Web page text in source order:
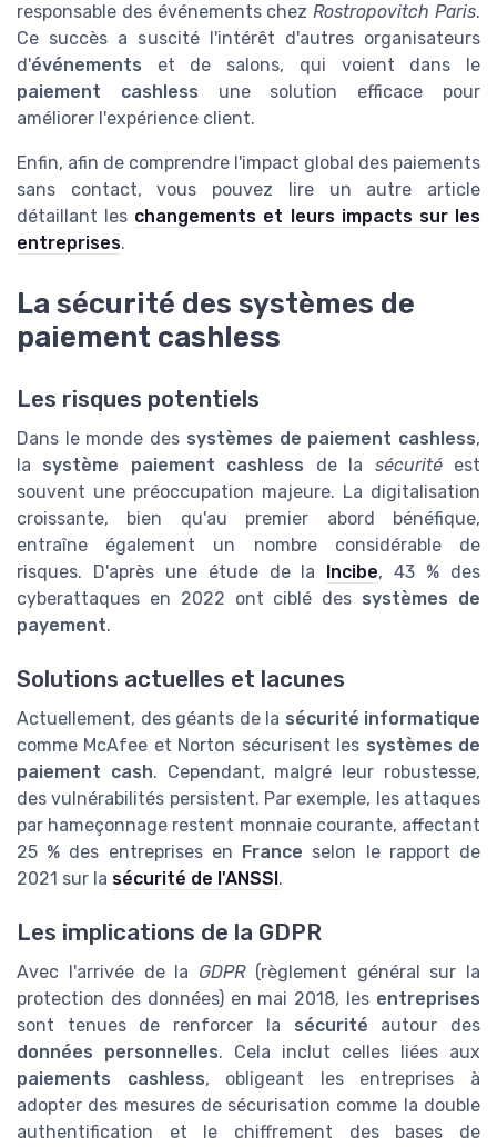
responsable des événements chezRostropovitch Paris.
Ce succès a suscité l'intérêt d'autres organisateurs
d'événements et de salons, qui voient dans le
paiement cashless une solution efficace pour
améliorer l'expérience client.
Enfin, afin de comprendre l'impact global des paiements
sans contact, vous pouvez lire un autre article
détaillant les changements et leurs impacts sur les
entreprises.
La sécurité des systèmes de
paiement cashless
Les risques potentiels
Dans le monde des systèmes de paiement cashless,
la système paiement cashless de la sécuritéest
souvent une préoccupation majeure. La digitalisation
croissante, bien qu'au premier abord bénéfique,
entraîne également un nombre considérable de
risques. D'après une étude de la Incibe, 43 % des
cyberattaques en 2022 ont ciblé des systèmes de
payement.
Solutions actuelles et lacunes
Actuellement, des géants de la sécurité informatique
comme McAfee et Norton sécurisent les systèmes de
paiement cash. Cependant, malgré leur robustesse,
des vulnérabilités persistent. Par exemple, les attaques
par hameçonnage restent monnaie courante, affectant
25 % des entreprises en France selon le rapport de
2021 sur la sécurité de l'ANSSI.
Les implications de la GDPR
Avec l'arrivée de la GDPR(règlement général sur la
protection des données) en mai 2018, les entreprises
sont tenues de renforcer la sécurité autour des
données personnelles. Cela inclut celles liées aux
paiements cashless, obligeant les entreprises à
adopter des mesures de sécurisation comme la double
authentification et le chiffrement des bases de